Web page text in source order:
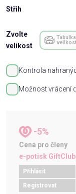
Střih
Zvolte
velikost
Tabulka
Kontrola
Možnost vrácení
-5%
Cena pro členy
e-potisk GiftClub
Přihlásit
Registrovat